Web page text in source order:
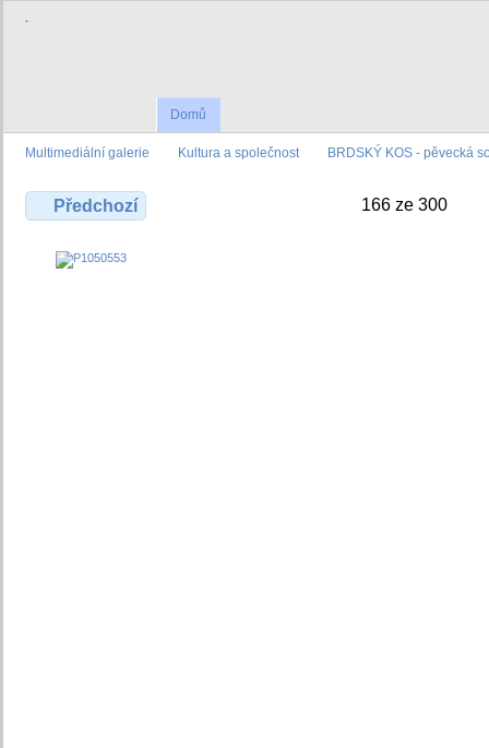
.
Domů
Multimediální galerie Kultura a společnost BRDSKÝ KOS - pěvecká
Předchozí 166 ze 300